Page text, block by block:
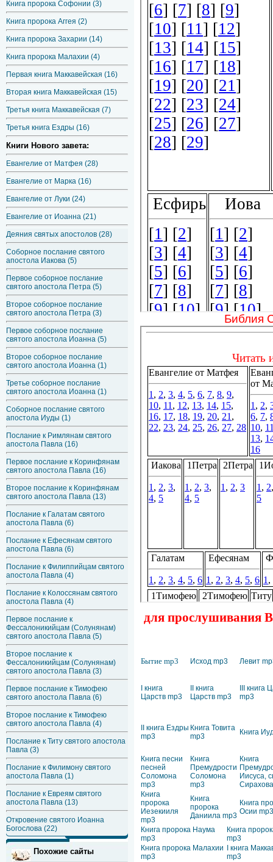
Книга пророка Софонии (3)
Книга пророка Аггея (2)
Книга пророка Захарии (14)
Книга пророка Малахии (4)
Первая книга Маккавейская (16)
Вторая книга Маккавейская (15)
Третья книга Маккавейская (7)
Третья книга Ездры (16)
Книги Нового завета:
Евангелие от Матфея (28)
Евангелие от Марка (16)
Евангелие от Луки (24)
Евангелие от Иоанна (21)
Деяния святых апостолов (28)
Соборное послание святого
апостола Иакова (5)
Первое соборное послание
святого апостола Петра (5)
Второе соборное послание
святого апостола Петра (3)
Первое соборное послание
святого апостола Иоанна (5)
Второе соборное послание
святого апостола Иоанна (1)
Третье соборное послание
святого апостола Иоанна (1)
Соборное послание святого
апостола Иуды (1)
Послание к Римлянам святого
апостола Павла (16)
Первое послание к Коринфянам
святого апостола Павла (16)
Второе послание к Коринфянам
святого апостола Павла (13)
Послание к Галатам святого
апостола Павла (6)
Послание к Ефесянам святого
апостола Павла (6)
Послание к Филиппийцам святого
апостола Павла (4)
Послание к Колоссянам святого
апостола Павла (4)
Первое послание к
Фессалоникийцам (Солунянам)
святого апостола Павла (5)
Второе послание к
Фессалоникийцам (Солунянам)
святого апостола Павла (3)
Первое послание к Тимофею
святого апостола Павла (6)
Второе послание к Тимофею
святого апостола Павла (4)
Послание к Титу святого апостола
Павла (3)
Послание к Филимону святого
апостола Павла (1)
Послание к Евреям святого
апостола Павла (13)
Откровение святого Иоанна
Богослова (22)
Похожие сайты
Библия
для прослушивания
Бытие mp3 Исход mp3 Левит
I книга
Царств mp3
II книга
Царств mp3
III книга
mp3
II книга Ездры
mp3
Книга Товита
mp3
Книга
Книга песни
песней
Соломона
mp3
Книга
Премудрости
Соломона
mp3
Книга
Иисуса,
Книга
пророка
Иезекииля
mp3
Книга
пророка
Даниила mp3
Книга
Осии mp3
Книга пророка Наума
mp3
Книга
mp3
Книга пророка Малахии
mp3
I книга
mp3